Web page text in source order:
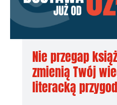
Przegląd
EPILOG. CAŁY TEN
PODZIĘKOWANIA
BIBLIOGRAFIA
PRZYPISY KOŃCOWE
Nie przegap
zmienią Twój
literacką